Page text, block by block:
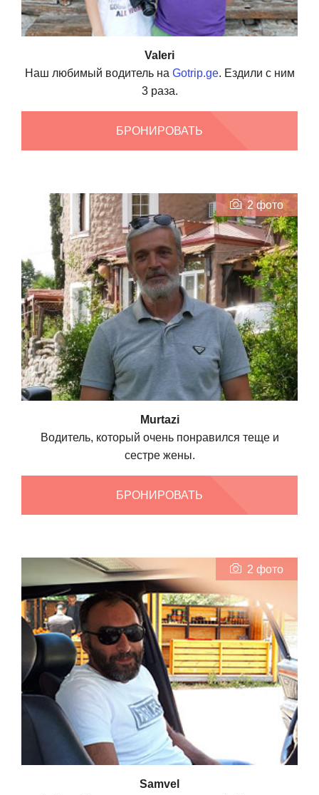
Valeri
Наш любимый водитель на Gotrip.ge. Ездили с ним
3 раза.
БРОНИРОВАТЬ
2 фото
Murtazi
Водитель, который очень понравился теще и
сестре жены.
БРОНИРОВАТЬ
2 фото
Samvel